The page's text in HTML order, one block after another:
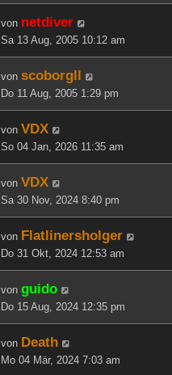
von netdiver
Sa 13 Aug, 2005 10:12 am
von scoborgll
Do 11 Aug, 2005 1:29 pm
von VDX
So 04 Jan, 2026 11:35 am
von VDX
Sa 30 Nov, 2024 8:40 pm
von Flatlinersholger
Do 31 Okt, 2024 12:53 am
von guido
Do 15 Aug, 2024 12:35 pm
von Death
Mo 04 Mär, 2024 7:03 am